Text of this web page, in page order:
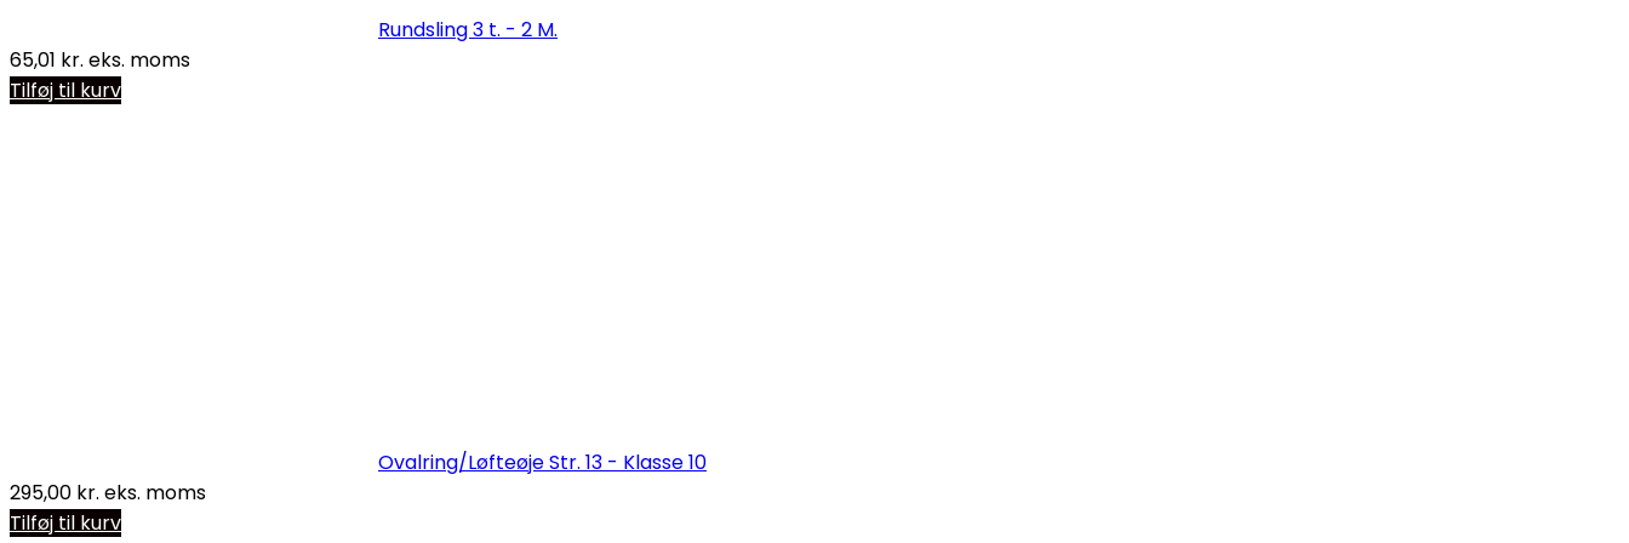
Rundsling 3 t. - 2 M.
65,01 kr. eks. moms
Tilføj til kurv
Ovalring/Løfteøje Str. 13 - Klasse 10
295,00 kr. eks. moms
Tilføj til kurv